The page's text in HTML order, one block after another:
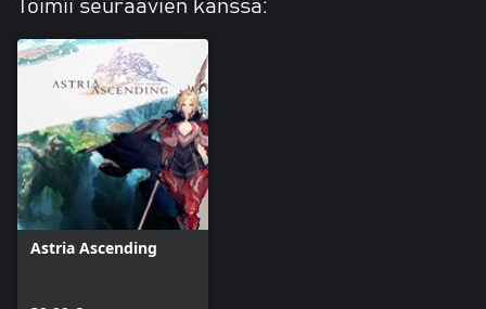
Toimii seuraavien kanssa:
Astria Ascending